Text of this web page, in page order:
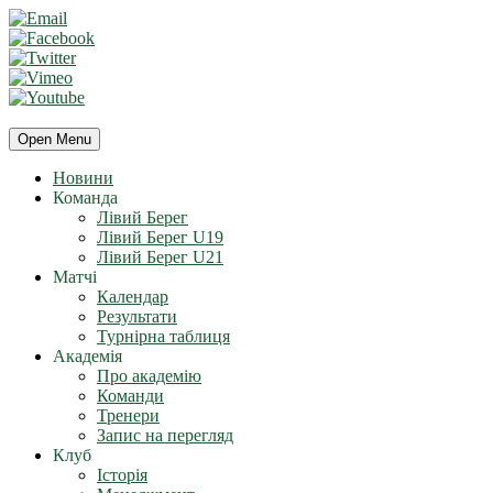
Open Menu
Новини
Команда
Лівий Берег
Лівий Берег U19
Лівий Берег U21
Матчі
Календар
Результати
Турнірна таблиця
Академія
Про академію
Команди
Тренери
Запис на перегляд
Клуб
Історія